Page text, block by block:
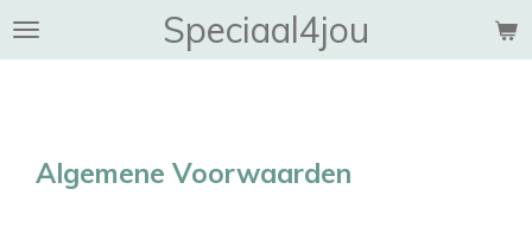
Ga
Speciaal4jou
Algemene Voorwaarden